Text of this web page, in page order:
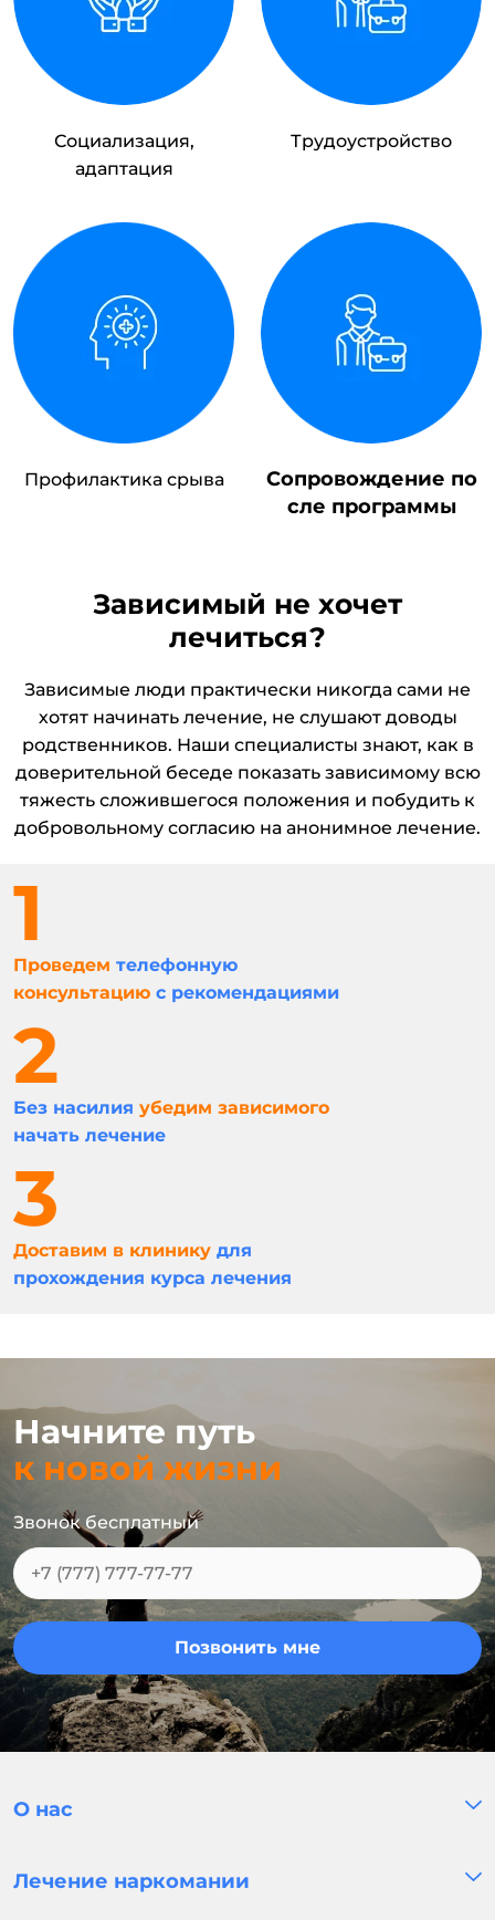
Социализация,
адаптация
Трудоустройство
Профилактика срыва
Сопровождение по
сле программы
Зависимый не хочет
лечиться?
Зависимые люди практически никогда сами не
хотят начинать лечение, не слушают доводы
родственников. Наши специалисты знают, как в
доверительной беседе показать зависимому всю
тяжесть сложившегося положения и побудить к
добровольному согласию на анонимное лечение.
Проведем телефонную
консультацию с рекомендациями
Без насилия убедим зависимого
начать лечение
Доставим в клинику для
прохождения курса лечения
Начните путь
к новой жизни
Звонок бесплатный
Позвонить мне
О нас
Лечение наркомании